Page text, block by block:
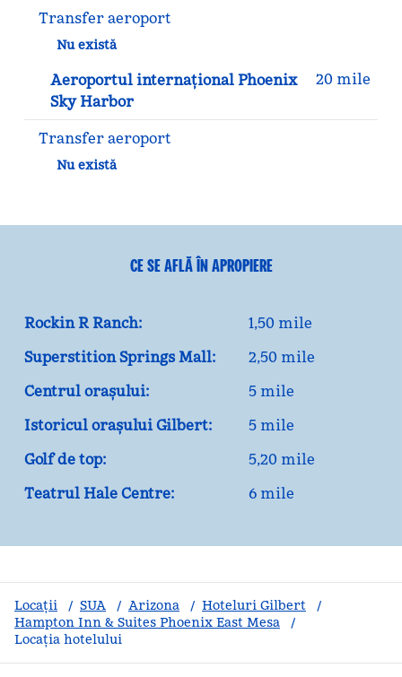
Transfer aeroport
Nu există
Aeroportul internațional Phoenix
Sky Harbor
20 mile
Transfer aeroport
Nu există
CE SE AFLĂ ÎN APROPIERE
Rockin R Ranch:
1,50 mile
Superstition Springs Mall:
2,50 mile
Centrul orașului:
5 mile
Istoricul orașului Gilbert:
5 mile
Golf de top:
5,20 mile
Teatrul Hale Centre:
6 mile
Locații / SUA / Arizona / Hoteluri Gilbert
/
Hampton Inn & Suites Phoenix East Mesa
/
Locația hotelului